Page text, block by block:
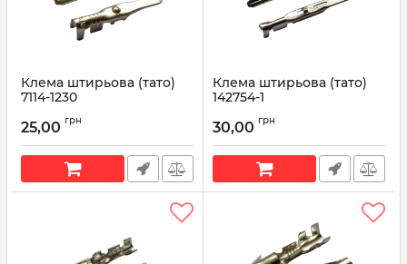
Клема штирьова (тато)
7114-1230
25,00 грн
Клема штирьова (тато)
142754-1
30,00 грн